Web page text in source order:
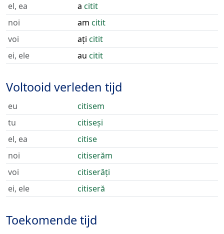
el, ea
a citit
noi
am citit
voi
ați citit
ei, ele
au citit
Voltooid verleden tijd
eu
citisem
tu
citiseși
el, ea
citise
noi
citiserăm
voi
citiserăți
ei, ele
citiseră
Toekomende tijd